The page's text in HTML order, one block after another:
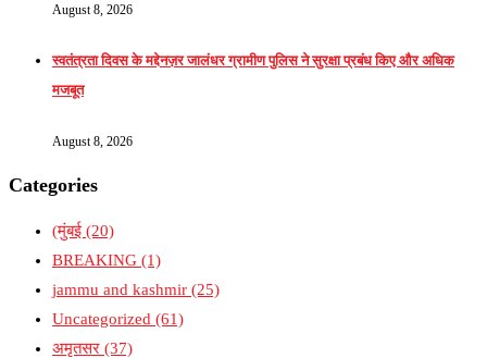
August 8, 2026
स्वतंत्रता दिवस के मद्देनज़र जालंधर ग्रामीण पुलिस ने सुरक्षा प्रबंध किए और अधिक
मजबूत
August 8, 2026
Categories
(मुंबई (20)
BREAKING (1)
jammu and kashmir (25)
Uncategorized (61)
अमृतसर (37)